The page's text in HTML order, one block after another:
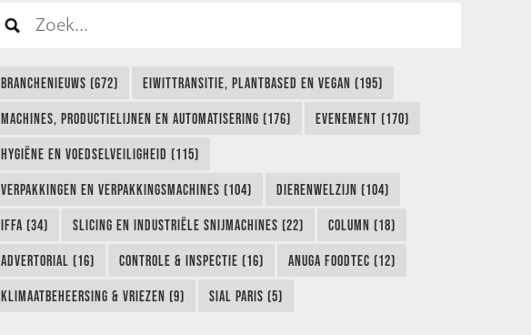
BRANCHENIEUWS (672) EIWITTRANSITIE, PLANTBASED EN VEGAN (195)
MACHINES, PRODUCTIELIJNEN EN AUTOMATISERING (176) EVENEMENT (170)
HYGIËNE EN VOEDSELVEILIGHEID (115)
VERPAKKINGEN EN VERPAKKINGSMACHINES (104) DIERENWELZIJN (104)
IFFA (34) SLICING EN INDUSTRIËLE SNIJMACHINES (22) COLUMN (18)
ADVERTORIAL (16) CONTROLE & INSPECTIE (16) ANUGA FOODTEC (12)
KLIMAATBEHEERSING & VRIEZEN (9) SIAL PARIS (5)